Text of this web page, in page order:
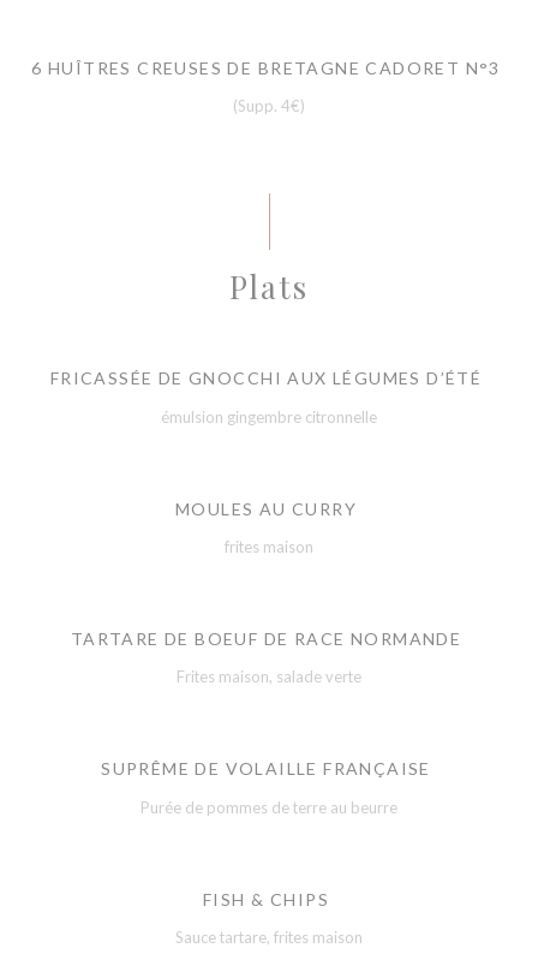
6 HUÎTRES CREUSES DE BRETAGNE CADORET N°3
(Supp. 4€)
Plats
FRICASSÉE DE GNOCCHI AUX LÉGUMES D’ÉTÉ
émulsion gingembre citronnelle
MOULES AU CURRY
frites maison
TARTARE DE BOEUF DE RACE NORMANDE
Frites maison, salade verte
SUPRÊME DE VOLAILLE FRANÇAISE
Purée de pommes de terre au beurre
FISH & CHIPS
Sauce tartare, frites maison